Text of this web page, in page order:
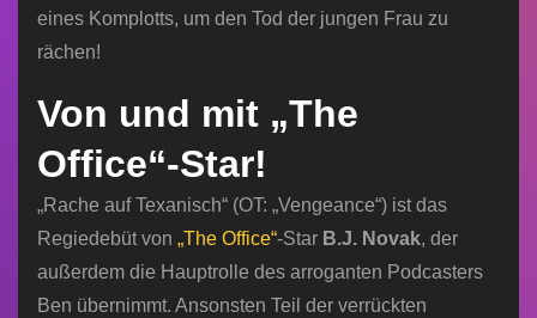
eines Komplotts, um den Tod der jungen Frau zu
rächen!
Von und mit „The
Office“-Star!
„Rache auf Texanisch“ (OT: „Vengeance“) ist das
Regiedebüt von „The Office“-Star B.J. Novak, der
außerdem die Hauptrolle des arroganten Podcasters
Ben übernimmt. Ansonsten Teil der verrückten